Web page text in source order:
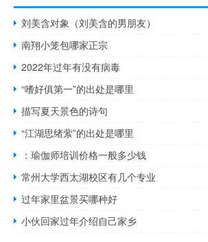
刘美含对象（刘美含的男朋友）
南翔小笼包哪家正宗
2022年过年有没有病毒
“嗜好俱第一”的出处是哪里
描写夏天景色的诗句
“江湖思绪萦”的出处是哪里
：瑜伽师培训价格一般多少钱
常州大学西太湖校区有几个专业
过年家里盆景买哪种好
小伙回家过年介绍自己家乡